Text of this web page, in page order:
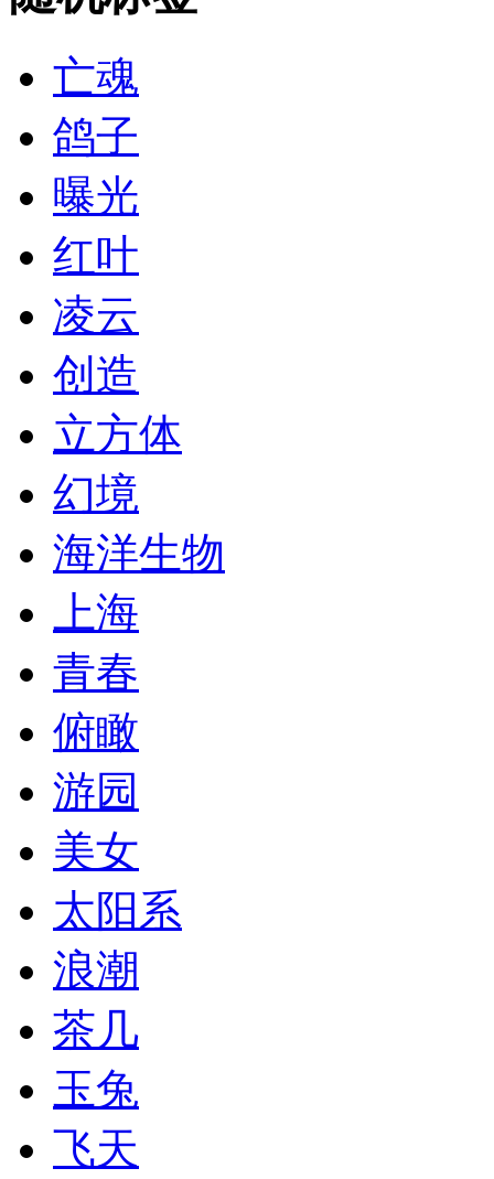
亡魂
鸽子
曝光
红叶
凌云
创造
立方体
幻境
海洋生物
上海
青春
俯瞰
游园
美女
太阳系
浪潮
茶几
玉兔
飞天